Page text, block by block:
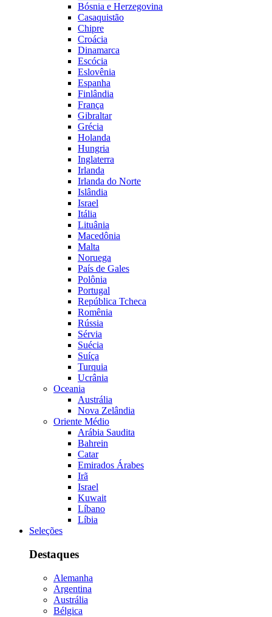
Bósnia e Herzegovina
Casaquistão
Chipre
Croácia
Dinamarca
Escócia
Eslovênia
Espanha
Finlândia
França
Gibraltar
Grécia
Holanda
Hungria
Inglaterra
Irlanda
Irlanda do Norte
Islândia
Israel
Itália
Lituânia
Macedônia
Malta
Noruega
País de Gales
Polônia
Portugal
República Tcheca
Romênia
Rússia
Sérvia
Suécia
Suíça
Turquia
Ucrânia
Oceania
Austrália
Nova Zelândia
Oriente Médio
Arábia Saudita
Bahrein
Catar
Emirados Árabes
Irã
Israel
Kuwait
Líbano
Líbia
Seleções
Destaques
Alemanha
Argentina
Austrália
Bélgica